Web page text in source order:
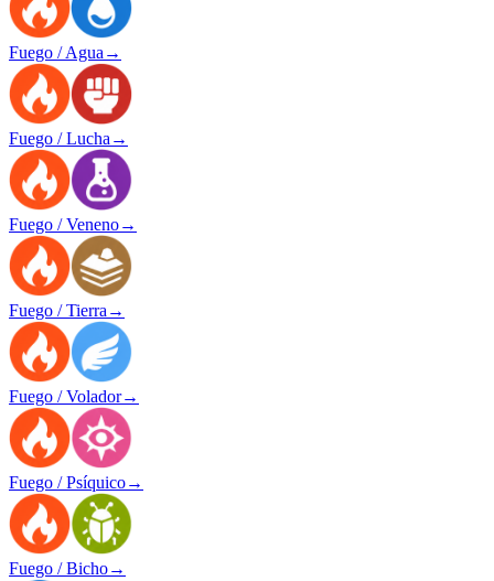
Fuego / Agua →
Fuego / Lucha →
Fuego / Veneno→
Fuego / Tierra →
Fuego / Volador→
Fuego / Psíquico→
Fuego / Bicho→